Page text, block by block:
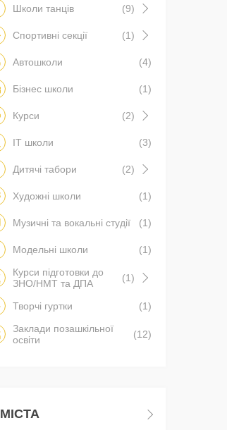
Школи танців (9)
Спортивні секції (1)
Автошколи (4)
Бізнес школи (1)
Курси (2)
IT школи (3)
Дитячі табори (2)
Художні школи (1)
Музичні та вокальні студії (1)
Модельні школи
(1)
Курси підготовки до
ЗНО/НМТ та ДПА
(1)
Творчі гуртки
(1)
Заклади позашкільної
освіти
(12)
МІСТА